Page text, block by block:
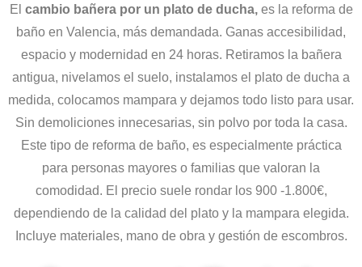
El cambio bañera por un plato de ducha,es la reforma de
baño en Valencia, más demandada. Ganas accesibilidad,
espacio y modernidad en 24 horas. Retiramos la bañera
antigua, nivelamos el suelo, instalamos el plato de ducha a
medida, colocamos mampara y dejamos todo listo para usar.
Sin demoliciones innecesarias, sin polvo por toda la casa.
Este tipo de reforma de baño, es especialmente práctica
para personas mayores o familias que valoran la
comodidad. El precio suele rondar los 900 -1.800€,
dependiendo de la calidad del plato y la mampara elegida.
Incluye materiales, mano de obra y gestión de escombros.